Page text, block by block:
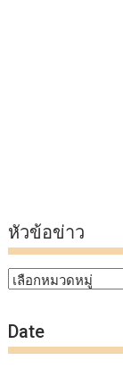
หัวข้อข่าว
หัวข้อ
Date